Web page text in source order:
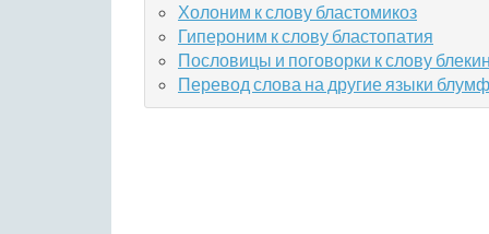
Холоним к слову бластомикоз
Гипероним к слову бластопатия
Пословицы и поговорки к слову
Перевод слова на другие языки